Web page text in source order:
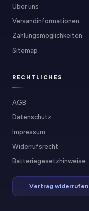
Über uns
Versandinformationen
Zahlungsmöglichkeiten
Sitemap
RECHTLICHES
AGB
Datenschutz
Impressum
Widerrufsrecht
Batteriegesetzhinweise
Vertrag widerrufen